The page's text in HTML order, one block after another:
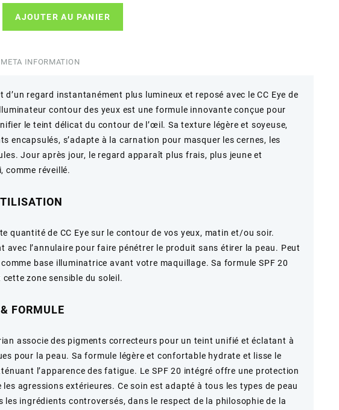
AJOUTER AU PANIER
META INFORMATION
d’un regard instantanément plus lumineux et reposé avec le CC Eye de
contour des yeux est une formule innovante conçue pour
le teint délicat du contour de l’œil. Sa texture légère et soyeuse,
encapsulés, s’adapte à la carnation pour masquer les cernes, les
Jour après jour, le regard apparaît plus frais, plus jeune et
comme réveillé.
quantité de CC Eye sur le contour de vos yeux, matin et/ou soir.
avec l’annulaire pour faire pénétrer le produit sans étirer la peau. Peut
base illuminatrice avant votre maquillage. Sa formule SPF 20
zone sensible du soleil.
FORMULE
associe des pigments correcteurs pour un teint unifié et éclatant à
pour la peau. Sa formule légère et confortable hydrate et lisse le
l’apparence des fatigue. Le SPF 20 intégré offre une protection
agressions extérieures. Ce soin est adapté à tous les types de peau
les ingrédients controversés, dans le respect de la philosophie de la